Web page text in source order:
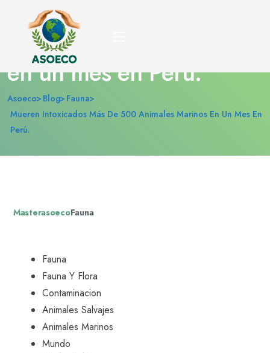
Mueren intoxicados más
de 500 animales marinos
en un mes en Perú.
Asoeco Blog Fauna
Mueren Intoxicados Más De 500 Animales Marinos En Un Mes En
Perú.
MasterasoecoFauna
Fauna
Fauna Y Flora
Contaminacion
Animales Salvajes
Animales Marinos
Mundo